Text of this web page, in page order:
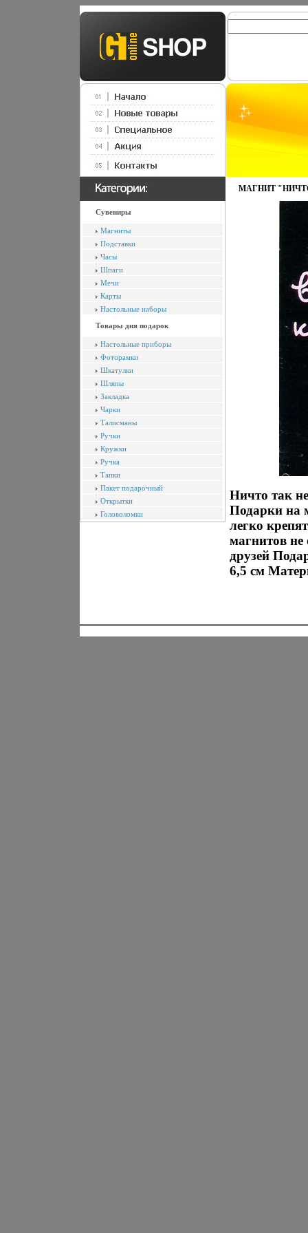
Сувениры
Магниты
Подставки
Часы
Шпаги
Мечи
Карты
Настольные наборы
Товары дня подарок
Настольные приборы
Фоторамки
Шкатулки
Шляпы
Закладка
Чарки
Талисманы
Ручки
Кружки
Ручка
Тапки
Пакет подарочный
Открытки
Головоломки
МАГНИТ
Ничто так
Подарки на
легко
магнитов
друзей
6,5 см